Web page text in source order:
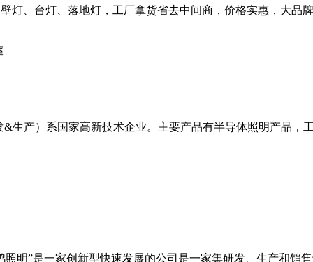
灯、台灯、落地灯，工厂拿货省去中间商，价格实惠，大品
生产）系国家高新技术企业。主要产品有半导体照明产品，
明”是一家创新型快速发展的公司是一家集研发、生产和销